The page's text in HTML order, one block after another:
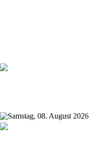
Samstag, 08. August 2026